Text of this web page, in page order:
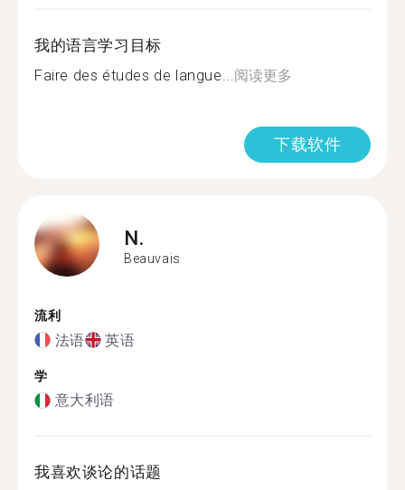
我的语言学习目标
Faire des études de langue...阅读更多
下载软件
N.
Beauvais
流利
法语 英语
学
意大利语
我喜欢谈论的话题